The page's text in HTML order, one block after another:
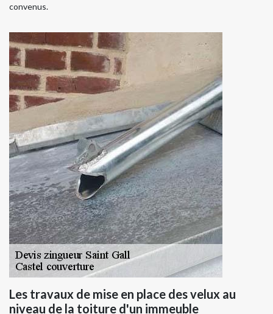
convenus.
Les travaux de mise en place des velux au
niveau de la toiture d'un immeuble